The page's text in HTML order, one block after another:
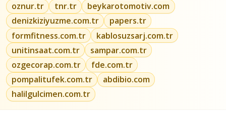
oznur.tr
tnr.tr
beykarotomotiv.com
denizkiziyuzme.com.tr
papers.tr
formfitness.com.tr
kablosuzsarj.com.tr
unitinsaat.com.tr
sampar.com.tr
ozgecorap.com.tr
fde.com.tr
pompalitufek.com.tr
abdibio.com
halilgulcimen.com.tr